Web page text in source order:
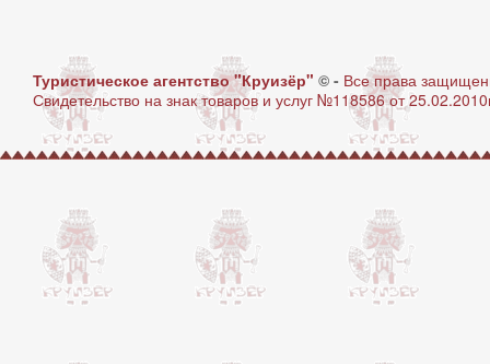
Туристическое агентство "Круизёр" © - Все права
Свидетельство на знак товаров и услуг №118586 от